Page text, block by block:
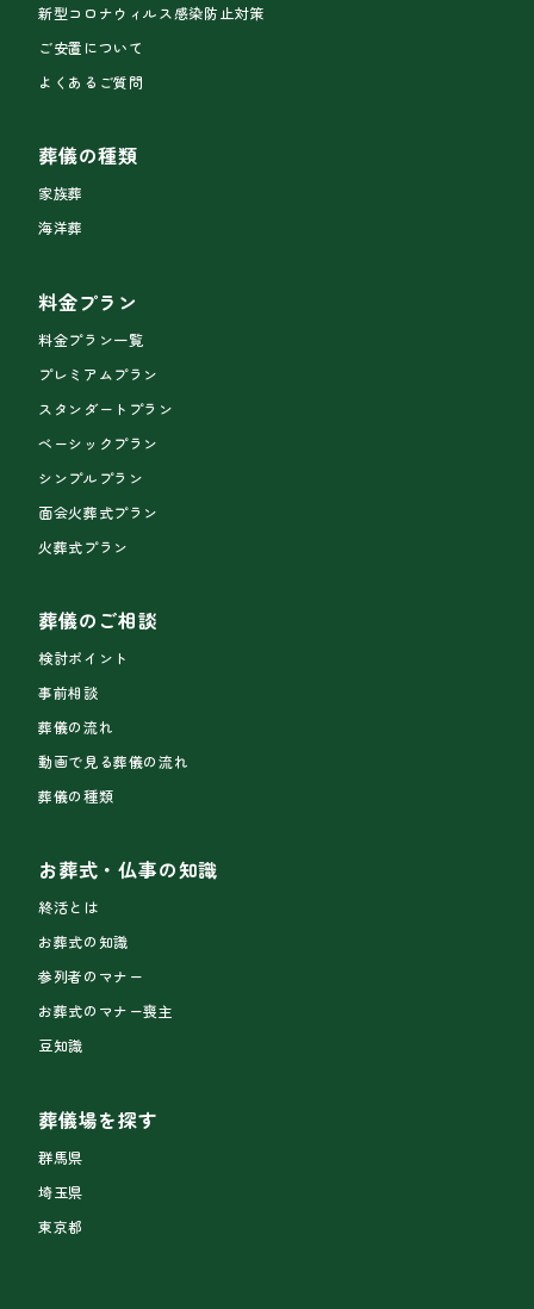
新型コロナウィルス感染防止対策
ご安置について
よくあるご質問
葬儀の種類
家族葬
海洋葬
料金プラン
料金プラン一覧
プレミアムプラン
スタンダートプラン
ベーシックプラン
シンプルプラン
面会火葬式プラン
火葬式プラン
葬儀のご相談
検討ポイント
事前相談
葬儀の流れ
動画で見る葬儀の流れ
葬儀の種類
お葬式・仏事の知識
終活とは
お葬式の知識
参列者のマナー
お葬式のマナー喪主
豆知識
葬儀場を探す
群馬県
埼玉県
東京都